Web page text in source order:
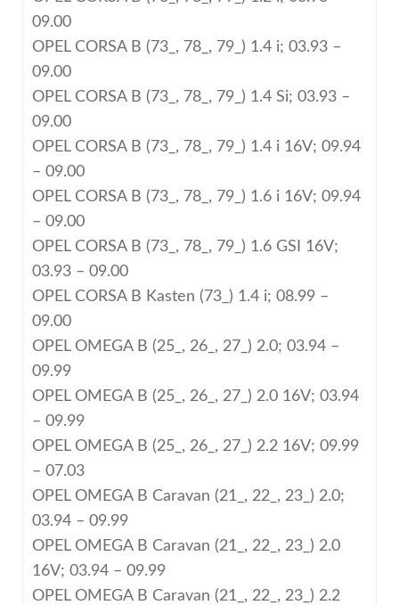
09.00
OPEL CORSA B (73_, 78_, 79_) 1.4 i; 03.93 –
09.00
OPEL CORSA B (73_, 78_, 79_) 1.4 Si; 03.93 –
09.00
OPEL CORSA B (73_, 78_, 79_) 1.4 i 16V; 09.94
– 09.00
OPEL CORSA B (73_, 78_, 79_) 1.6 i 16V; 09.94
– 09.00
OPEL CORSA B (73_, 78_, 79_) 1.6 GSI 16V;
03.93 – 09.00
OPEL CORSA B Kasten (73_) 1.4 i; 08.99 –
09.00
OPEL OMEGA B (25_, 26_, 27_) 2.0; 03.94 –
09.99
OPEL OMEGA B (25_, 26_, 27_) 2.0 16V; 03.94
– 09.99
OPEL OMEGA B (25_, 26_, 27_) 2.2 16V; 09.99
– 07.03
OPEL OMEGA B Caravan (21_, 22_, 23_) 2.0;
03.94 – 09.99
OPEL OMEGA B Caravan (21_, 22_, 23_) 2.0
16V; 03.94 – 09.99
OPEL OMEGA B Caravan (21_, 22_, 23_) 2.2